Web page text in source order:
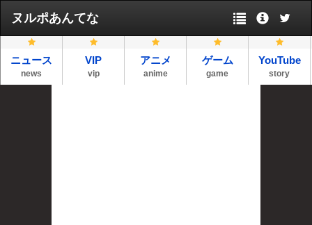
ヌルポあんてな
ニュース
news
VIP
vip
アニメ
anime
ゲーム
game
YouTube
story